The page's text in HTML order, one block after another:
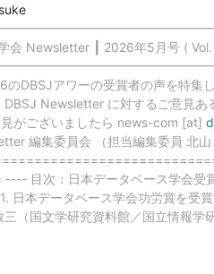
会 Newsletter ┃ 2026年5月号 (
のDBSJアワーの受賞者の声を特集
DBSJ Newsletter に対するご意見あ
がございましたら news-com [at]
編集委員会 （担当編集委員 北
目次：日本データベース学会受
日本データベース学会功労賞を受
三（国文学研究資料館／国立情報学